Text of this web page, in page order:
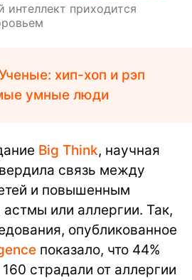
интеллект приходится
хип-хоп и рэп
умные люди
Big Think, научная
связь между
и повышенным
или аллергии. Так,
опубликованное
показало, что 44%
страдали от аллергии